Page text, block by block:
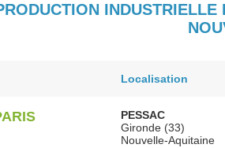
Localisation
PESSAC
Gironde (33)
Nouvelle-Aquitaine